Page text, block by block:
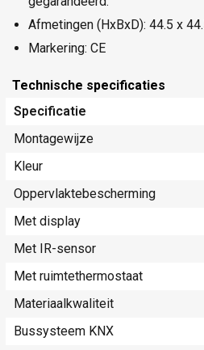
Afmetingen (HxBxD): 44.5 x
Markering: CE
Technische specificaties
Specificatie
Montagewijze
Kleur
Oppervlaktebescherming
Met display
Met IR-sensor
Met ruimtethermostaat
Materiaalkwaliteit
Bussysteem KNX